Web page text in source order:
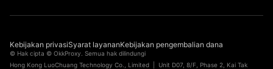
Kebijakan privasiSyarat layananKebijakan pengembalian dana
© Hak cipta © OkkProxy. Semua hak dilindungi
Hong Kong LuoChuang Technology Co., Limited | Unit D07, 8/F, Phase 2, Kai Tak